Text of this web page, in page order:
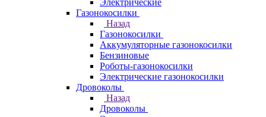
Электрические
Газонокосилки
Назад
Газонокосилки
Аккумуляторные газонокосилки
Бензиновые
Роботы-газонокосилки
Электрические газонокосилки
Дровоколы
Назад
Дровоколы